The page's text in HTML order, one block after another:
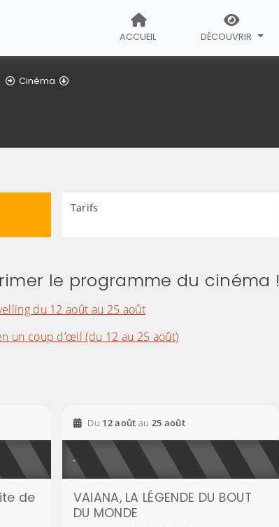
ACCUEIL DÉCOUVRIR
Cinéma
Tarifs
le programme du cinéma !
du 12 août au 25 août
un coup d’œil (du 12 au 25 août)
de
Du 12août 2026
au 25 août2026
VAIANA, LA LÉGENDE DU BOUT
DU MONDE